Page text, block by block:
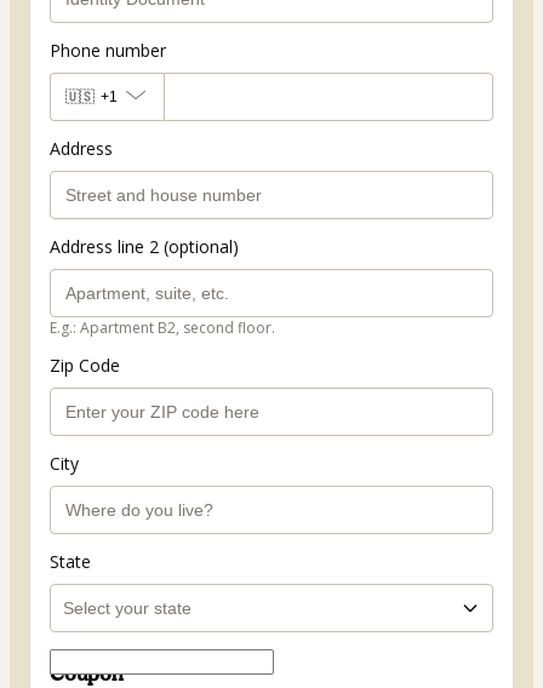
Phone number
🇺🇸 +1
Address
Address line 2 (optional)
E.g.: Apartment B2, second floor.
Zip Code
City
State
Coupon